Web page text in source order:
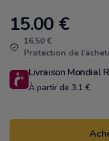
Product information
15.00 €
16.50 €
Protection de
Livraison Mondial
À partir de 3.1 €